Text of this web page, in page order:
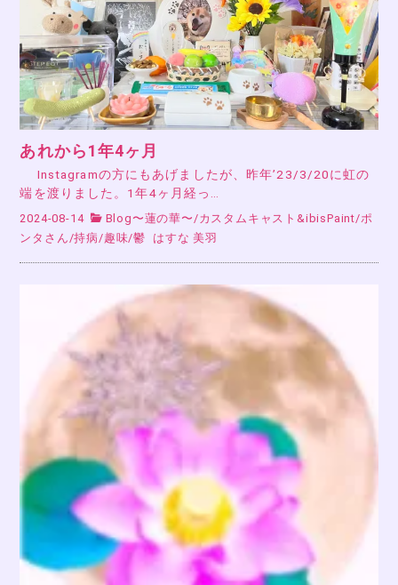
あれから1年4ヶ月
Instagramの方にもあげましたが、昨年’23/3/20に虹の
端を渡りました。1年4ヶ月経っ…
2024-08-14 Blog〜蓮の華〜 /カスタムキャスト&ibisPaint/ポ
ンタさん /持病 /趣味/鬱 はすな 美羽